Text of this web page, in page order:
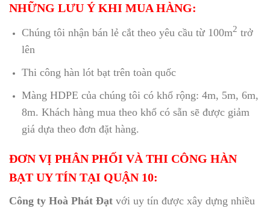
NHỮNG LƯU Ý KHI MUA HÀNG:
Chúng tôi nhận bán lẻ cắt theo yêu cầu từ 100m2 trở
lên
Thi công hàn lót bạt trên toàn quốc
Màng HDPE của chúng tôi có khổ rộng: 4m, 5m, 6m,
8m. Khách hàng mua theo khổ có sẵn sẽ được giảm
giá dựa theo đơn đặt hàng.
ĐƠN VỊ PHÂN PHỐI VÀ THI CÔNG HÀN
BẠT UY TÍN TẠI QUẬN 10:
Công ty Hoà Phát Đạt với uy tín được xây dựng nhiều